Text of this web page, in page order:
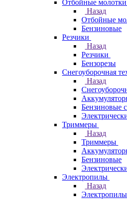
Отбойные молотки
Назад
Отбойные
Бензиновые
Резчики
Назад
Резчики
Бензорезы
Снегоуборочная
Назад
Бензиновые
Триммеры
Назад
Триммеры
Бензиновые
Электропилы
Назад
Электропилы